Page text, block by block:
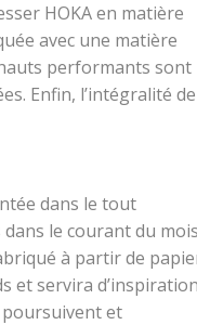
HOKA en matière
avec une matière
performants sont
Enfin, l’intégralité de
dans le tout
le courant du
à partir de
et servira
et